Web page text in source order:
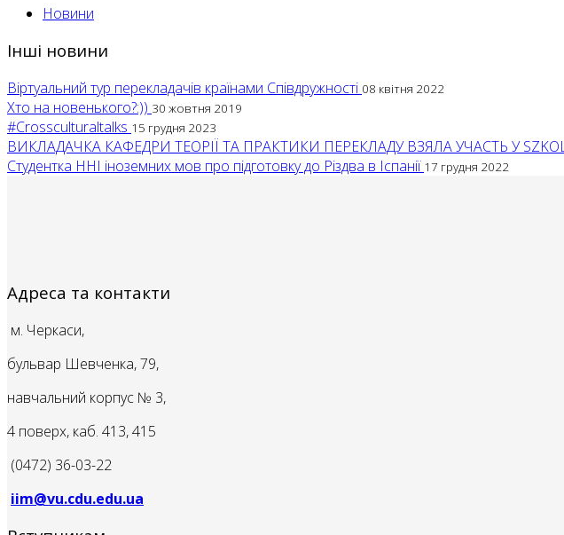
Новини
Інші новини
Віртуальний тур перекладачів країнами Співдружності 08 квітня 2022
Хто на новенького?:)) 30 жовтня 2019
#Crossculturaltalks 15 грудня 2023
ВИКЛАДАЧКА КАФЕДРИ ТЕОРІЇ ТА ПРАКТИКИ ПЕРЕКЛАДУ ВЗЯЛА УЧАСТЬ У
Студентка ННІ іноземних мов про підготовку до Різдва в Іспанії 17 грудня 2022
Адреса та контакти
м. Черкаси,
бульвар Шевченка, 79,
навчальний корпус № 3,
4 поверх, каб. 413, 415
(0472) 36-03-22
iim@vu.cdu.edu.ua